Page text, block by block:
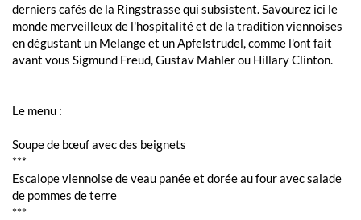
derniers cafés de la Ringstrasse qui subsistent. Savourez ici le
monde merveilleux de l'hospitalité et de la tradition viennoises
en dégustant un Melange et un Apfelstrudel, comme l'ont fait
avant vous Sigmund Freud, Gustav Mahler ou Hillary Clinton.
Le menu :
Soupe de bœuf avec des beignets
***
Escalope viennoise de veau panée et dorée au four avec salade
de pommes de terre
***